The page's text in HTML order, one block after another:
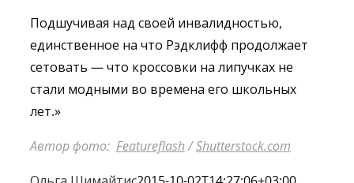
Подшучивая над своей инвалидностью,
единственное на что Рэдклифф продолжает
сетовать — что кроссовки на липучках не
стали модными во времена его школьных
лет.»
Автор фото: Featureflash/Shutterstock.com